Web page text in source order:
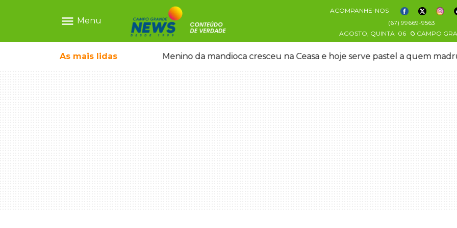
menu Menu
ACOMPANHE-NOS
(67) 99669-9563
AGOSTO, QUINTA 06 CAMPO
As mais lidas
crianças brasileiras Menino da mandioca cresceu na Ceasa e hoje serve pastel a quem